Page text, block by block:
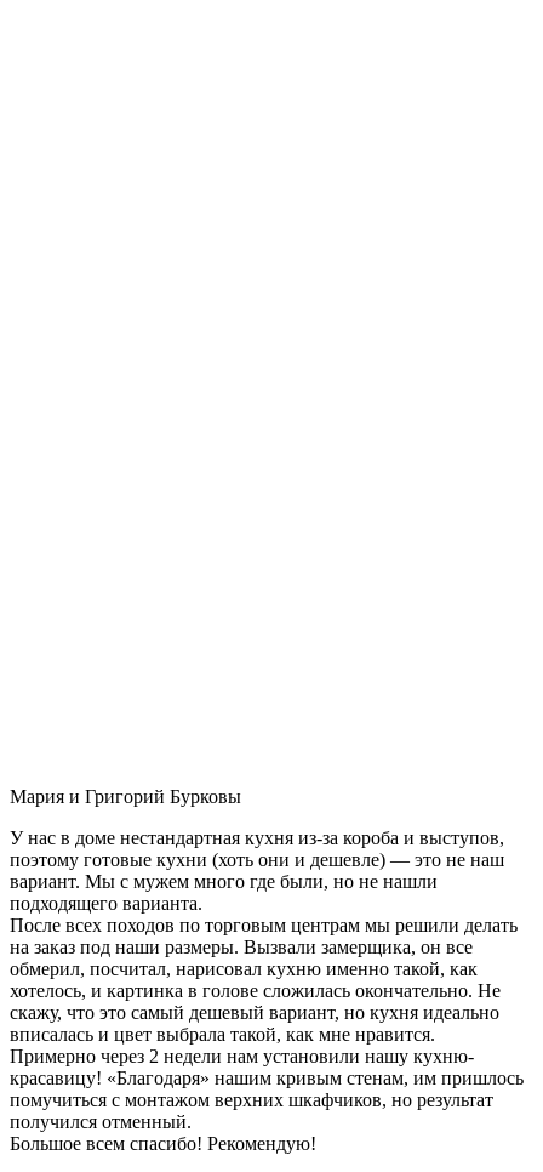
Мария и Григорий Бурковы
У нас в доме нестандартная кухня из-за короба и выступов,
поэтому готовые кухни (хоть они и дешевле) — это не наш
вариант. Мы с мужем много где были, но не нашли
подходящего варианта.
После всех походов по торговым центрам мы решили делать
на заказ под наши размеры. Вызвали замерщика, он все
обмерил, посчитал, нарисовал кухню именно такой, как
хотелось, и картинка в голове сложилась окончательно. Не
скажу, что это самый дешевый вариант, но кухня идеально
вписалась и цвет выбрала такой, как мне нравится.
Примерно через 2 недели нам установили нашу кухню-
красавицу! «Благодаря» нашим кривым стенам, им пришлось
помучиться с монтажом верхних шкафчиков, но результат
получился отменный.
Большое всем спасибо! Рекомендую!